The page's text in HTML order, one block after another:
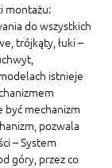
montażu:
do wszystkich
trójkąty, łuki –
istnieje
być mechanizm
pozwala
– System
góry, przez co